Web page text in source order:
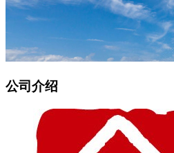
公司介绍